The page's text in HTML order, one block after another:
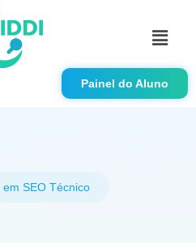
Painel do Aluno
em SEO Técnico